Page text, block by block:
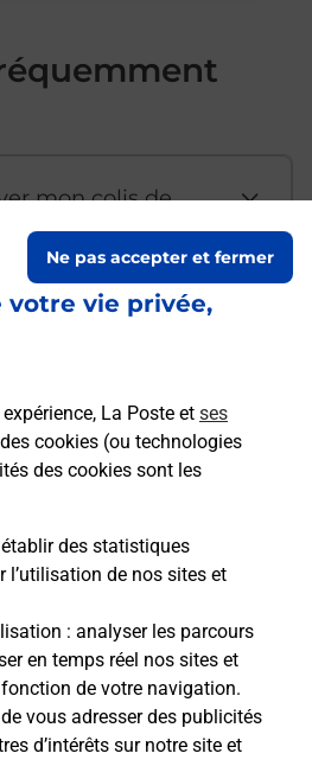
votre vie privée,
La Poste et ses
cookies (ou technologies
des cookies sont les
des statistiques
l’utilisation de nos sites et
: analyser les parcours
en temps réel nos sites et
de votre navigation.
vous adresser des publicités
d’intérêts sur notre site et
Ne pas accepter et fermer
mon colis de
un
depuis un
une
?
participe-t-elle
quotidien ?
code de la route
sous quelles